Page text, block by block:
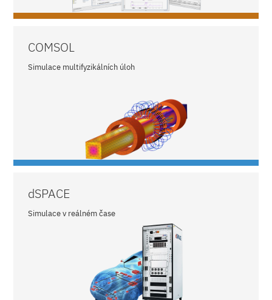
COMSOL
Simulace multifyzikálních úloh
dSPACE
Simulace v reálném čase